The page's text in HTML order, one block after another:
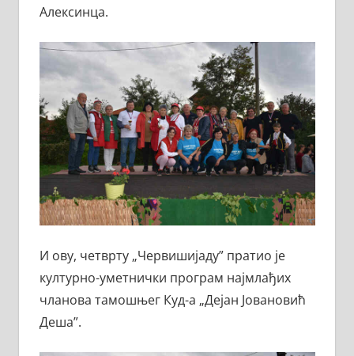
Алексинца.
И ову, четврту „Червишијаду” пратио је
културно-уметнички програм најмлађих
чланова тамошњег Куд-а „Дејан Јовановић
Деша”.